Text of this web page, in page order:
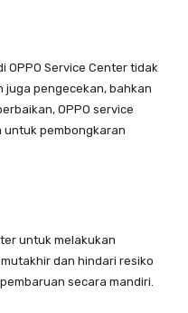
OPPO Service Center tidak
juga pengecekan, bahkan
OPPO service
untuk pembongkaran
untuk melakukan
dan hindari resiko
secara mandiri.